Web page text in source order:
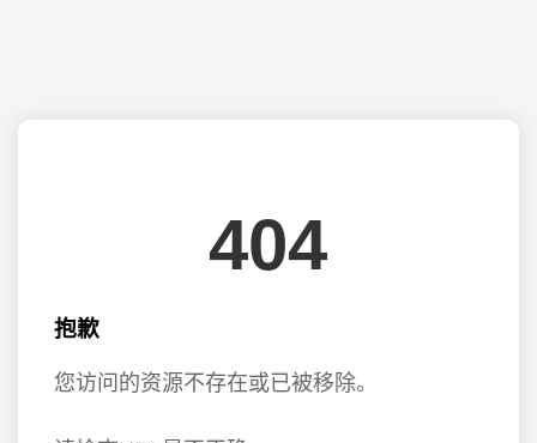
404
抱歉
您访问的资源不存在或已被移除。